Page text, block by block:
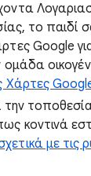
το παιδί
Google
Χάρτες
κοντινά
με τις